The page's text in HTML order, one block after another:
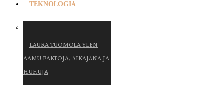
TEKNOLOGIA
LAURA TUOMOLA YLEN
AAMU FAKTOJA, AIKAJANA JA
HUHUJA